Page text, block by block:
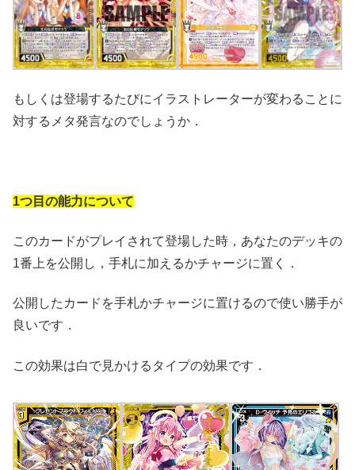
もしくは登場するたびにイラストレーターが変わることに
対するメタ発言なのでしょうか．
1つ目の能力について
このカードがプレイされて登場した時，あなたのデッキの
1番上を公開し，手札に加えるかチャージに置く．
公開したカードを手札かチャージに置けるので使い勝手が
良いです．
この効果は白で見かけるタイプの効果です．